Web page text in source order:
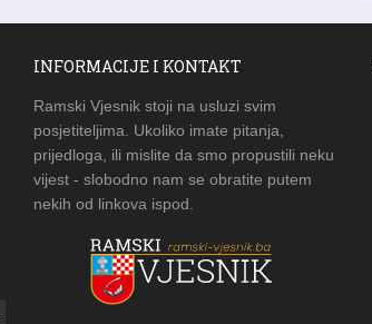
INFORMACIJE I KONTAKT
Ramski Vjesnik stoji na usluzi svim
posjetiteljima. Ukoliko imate pitanja,
prijedloga, ili mislite da smo propustili neku
vijest - slobodno nam se obratite putem
nekih od linkova ispod.